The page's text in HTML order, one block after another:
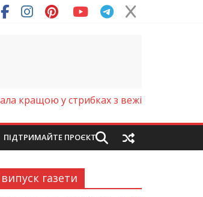
кращою у стрибках з вежі
ПІДТРИМАЙТЕ ПРОЄКТ
газети